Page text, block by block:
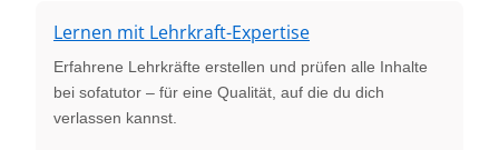
Lernen mit Lehrkraft-Expertise
Erfahrene Lehrkräfte erstellen und prüfen alle Inhalte
bei sofatutor – für eine Qualität, auf die du dich
verlassen kannst.